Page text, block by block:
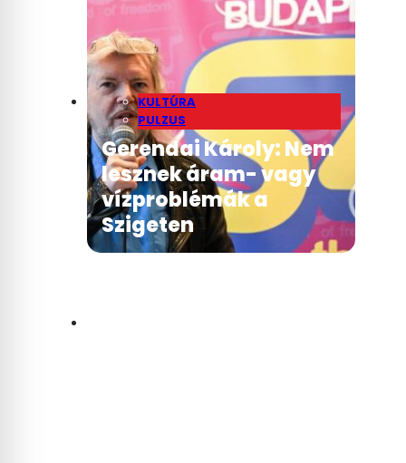
KULTÚRA
PULZUS
Gerendai Károly: Nem
lesznek áram- vagy
vízproblémák a
Szigeten